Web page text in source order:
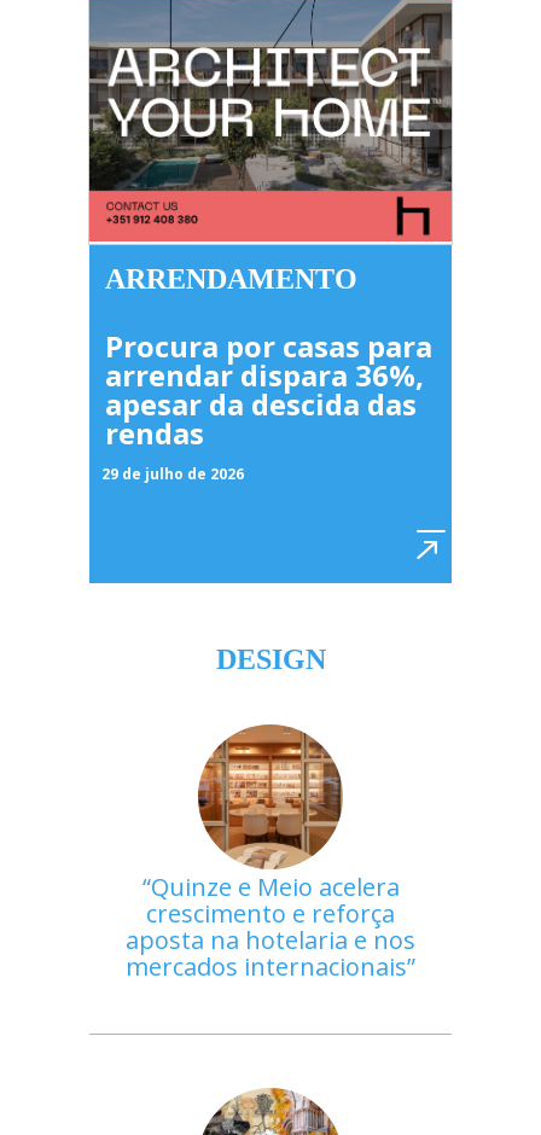
ARRENDAMENTO
Procura por casas para
arrendar dispara 36%,
apesar da descida das
rendas
29 de julho de 2026
DESIGN
Quinze e Meio acelera
crescimento e reforça
aposta na hotelaria e nos
mercados internacionais